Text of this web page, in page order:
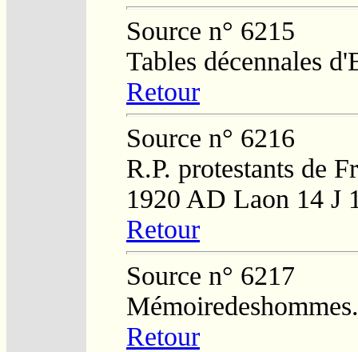
Source n° 6215
Tables décennales
Retour
Source n° 6216
R.P. protestants de
1920 AD Laon 14 J
Retour
Source n° 6217
Retour